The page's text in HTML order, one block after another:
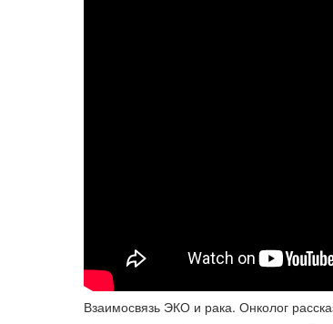
Взаимосвязь ЭКО и рака. Онколог